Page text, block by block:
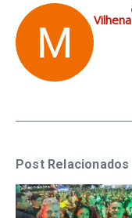
Vilhena
Post Relacionados